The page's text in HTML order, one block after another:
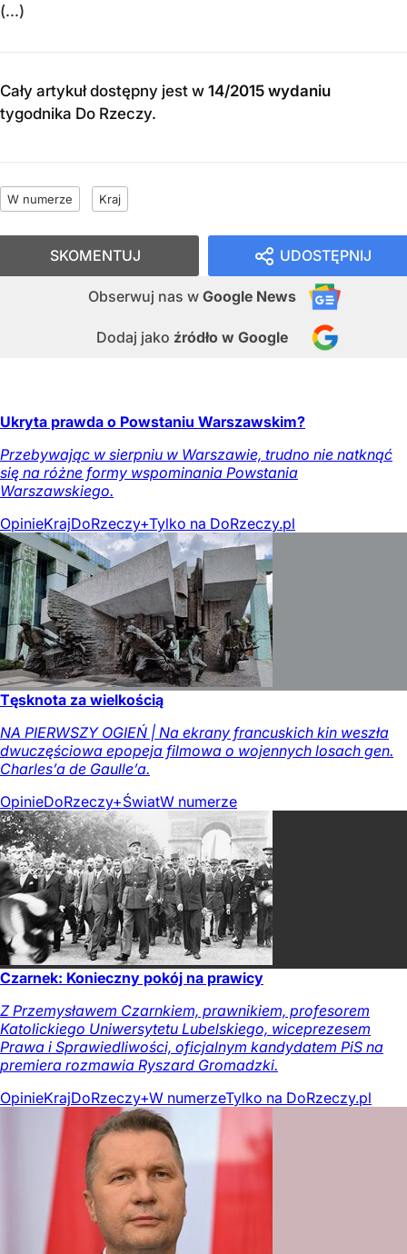
(...)
Cały artykuł dostępny jest w 14/2015 wydaniu
tygodnika Do Rzeczy.
W numerze Kraj
UDOSTĘPNIJ
Obserwuj nas w Google News
Dodaj jako źródło w Google
SKOMENTUJ
Ukryta prawda o Powstaniu Warszawskim?
Przebywając w sierpniu w Warszawie, trudno nie natknąć
się na różne formy wspominania Powstania
Warszawskiego.
OpinieKrajDoRzeczy+Tylko na DoRzeczy.pl
Tęsknota za wielkością
NA PIERWSZY OGIEŃ | Na ekrany francuskich kin weszła
dwuczęściowa epopeja filmowa o wojennych losach gen.
Charles’a de Gaulle’a.
OpinieDoRzeczy+ŚwiatW numerze
Czarnek: Konieczny pokój na prawicy
Z Przemysławem Czarnkiem, prawnikiem, profesorem
Katolickiego Uniwersytetu Lubelskiego, wiceprezesem
Prawa i Sprawiedliwości, oficjalnym kandydatem PiS na
premiera rozmawia Ryszard Gromadzki.
OpinieKrajDoRzeczy+W numerzeTylko na DoRzeczy.pl